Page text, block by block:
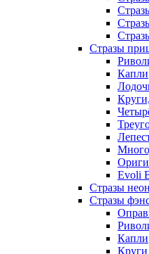
Стразы
Капли
Evoli
Стразы
Стразы
Капли
Круги